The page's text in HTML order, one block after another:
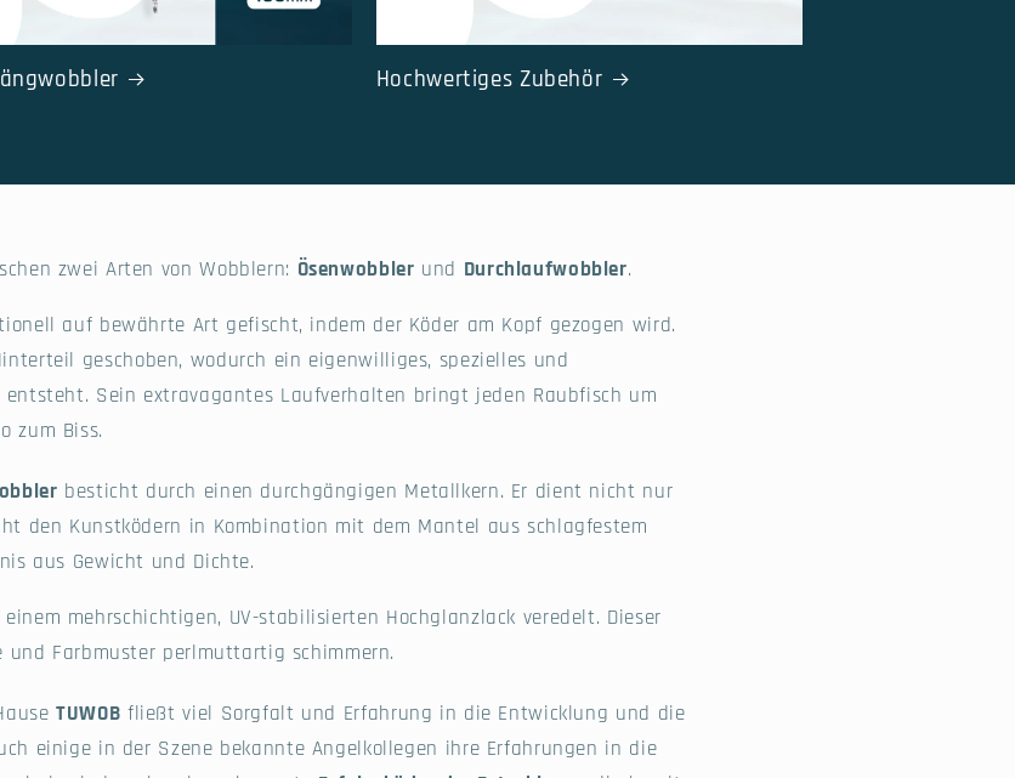
Hochwertiges Zubehör
zwei Arten von Wobblern: Ösenwobbler und Durchlaufwobbler.
auf bewährte Art gefischt, indem der Köder am Kopf gezogen wird.
geschoben, wodurch ein eigenwilliges, spezielles und
Sein extravagantes Laufverhalten bringt jeden Raubfisch um
zum Biss.
besticht durch einen durchgängigen Metallkern. Er dient nicht nur
den Kunstködern in Kombination mit dem Mantel aus schlagfestem
aus Gewicht und Dichte.
mehrschichtigen, UV-stabilisierten Hochglanzlack veredelt. Dieser
Farbmuster perlmuttartig schimmern.
TUWOB fließt viel Sorgfalt und Erfahrung in die Entwicklung und die
einige in der Szene bekannte Angelkollegen ihre Erfahrungen in die